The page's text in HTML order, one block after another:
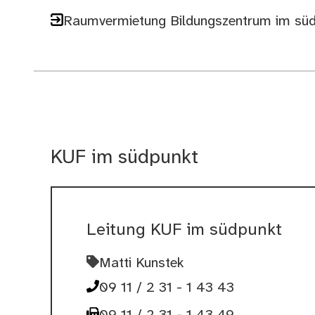
Raumvermietung Bildungszentrum im
KUF im südpunkt
Leitung KUF im südpunkt
Matti Kunstek
09 11 / 2 31 - 1 43 43